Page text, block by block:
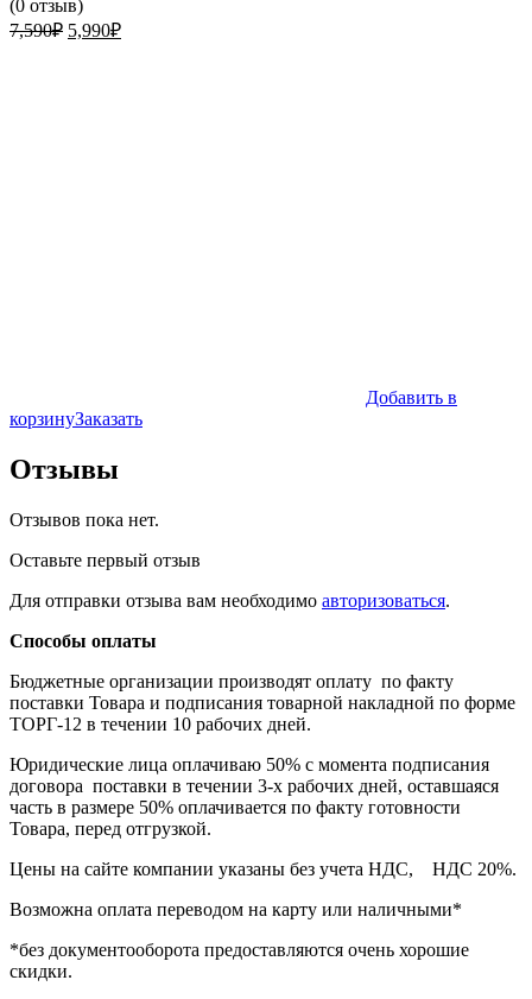
(0 отзыв)
7,590₽ Первоначальная
5,990₽Текущая
Добавить в
корзинуЗаказать
Отзывы
Отзывов пока нет.
Оставьте первый отзыв
Для отправки отзыва вам необходимо авторизоваться.
Способы оплаты
Бюджетные организации производят оплату по факту
поставки Товара и подписания товарной накладной по форме
ТОРГ-12 в течении 10 рабочих дней.
Юридические лица оплачиваю 50% с момента подписания
договора поставки в течении 3-х рабочих дней, оставшаяся
часть в размере 50% оплачивается по факту готовности
Товара, перед отгрузкой.
Цены на сайте компании указаны без учета НДС, НДС 20%.
Возможна оплата переводом на карту или наличными*
*без документооборота предоставляются очень хорошие
скидки.